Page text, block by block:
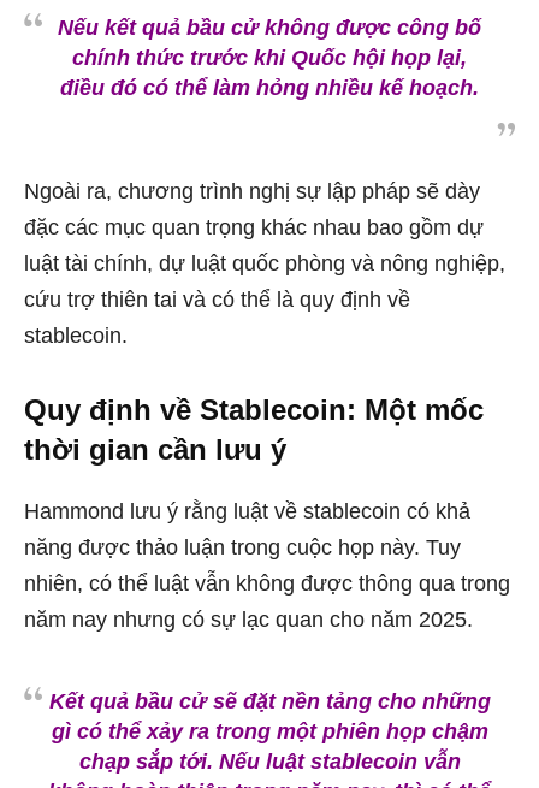
Nếu kết quả bầu cử không được công bố
chính thức trước khi Quốc hội họp lại,
điều đó có thể làm hỏng nhiều kế hoạch.
Ngoài ra, chương trình nghị sự lập pháp sẽ dày
đặc các mục quan trọng khác nhau bao gồm dự
luật tài chính, dự luật quốc phòng và nông nghiệp,
cứu trợ thiên tai và có thể là quy định về
stablecoin.
Quy định về Stablecoin: Một mốc
thời gian cần lưu ý
Hammond lưu ý rằng luật về stablecoin có khả
năng được thảo luận trong cuộc họp này. Tuy
nhiên, có thể luật vẫn không được thông qua trong
năm nay nhưng có sự lạc quan cho năm 2025.
Kết quả bầu cử sẽ đặt nền tảng cho những
gì có thể xảy ra trong một phiên họp chậm
chạp sắp tới. Nếu luật stablecoin vẫn